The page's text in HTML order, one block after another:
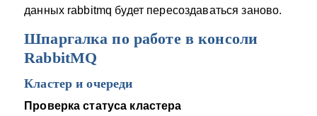
данных rabbitmq будет пересоздаваться заново.
Шпаргалка по работе в консоли
RabbitMQ
Кластер и очереди
Проверка статуса кластера